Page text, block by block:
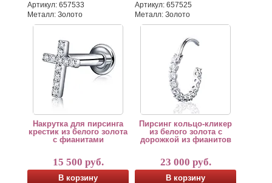
Артикул: 657533
Металл: Золото
Артикул: 657525
Металл: Золото
Накрутка для пирсинга лабрета с винтовой
По индивидуальному заказу мы можем изготовить
Крест – один из древнейших оберегов и
Накрутка для пирсинга
крестик из белого золота
с фианитами
15 500 руб.
В корзину
Пирсинг кольцо-кликер из
По индивидуальному заказу
Это непарное ювелирное
Пирсинг кольцо-кликер
из белого золота с
дорожкой из фианитов
23 000 руб.
В корзину